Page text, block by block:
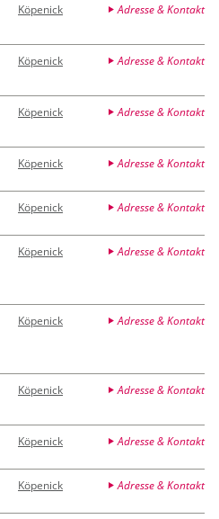
Köpenick Adresse & Kontakt
Köpenick Adresse & Kontakt
Köpenick Adresse & Kontakt
Köpenick Adresse & Kontakt
Köpenick Adresse & Kontakt
Köpenick Adresse & Kontakt
Köpenick Adresse & Kontakt
Köpenick Adresse & Kontakt
Köpenick Adresse & Kontakt
Köpenick Adresse & Kontakt